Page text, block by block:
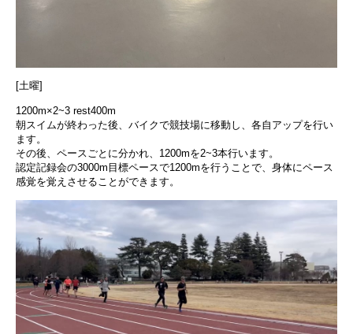
[土曜]
1200m×2~3 rest400m
朝スイムが終わった後、バイクで競技場に移動し、各自アップを行い
ます。
その後、ペースごとに分かれ、1200mを2~3本行います。
認定記録会の3000m目標ペースで1200mを行うことで、身体にペース
感覚を覚えさせることができます。